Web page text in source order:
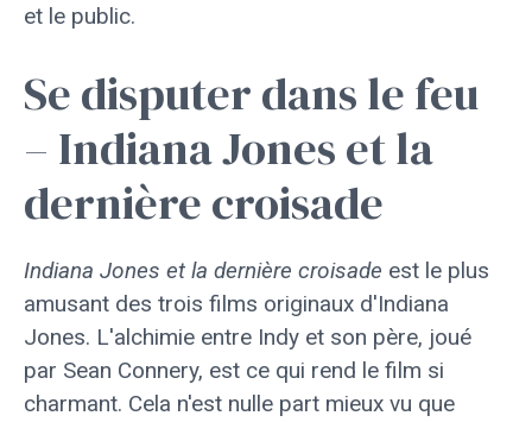
et le public.
Se disputer dans le feu
– Indiana Jones et la
dernière croisade
Indiana Jones et la dernière croisade est le plus
amusant des trois films originaux d'Indiana
Jones. L'alchimie entre Indy et son père, joué
par Sean Connery, est ce qui rend le film si
charmant. Cela n'est nulle part mieux vu que